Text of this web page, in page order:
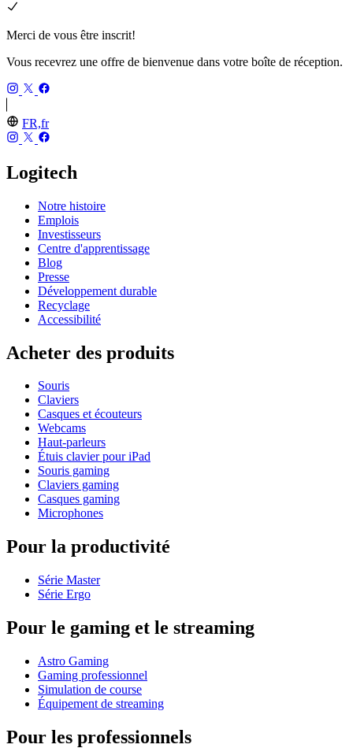
Merci de vous être inscrit!
Vous recevrez une offre de bienvenue dans votre boîte de réception.
FR,fr
Logitech
Notre histoire
Emplois
Investisseurs
Centre d'apprentissage
Blog
Presse
Développement durable
Recyclage
Accessibilité
Acheter des produits
Souris
Claviers
Casques et écouteurs
Webcams
Haut-parleurs
Étuis clavier pour iPad
Souris gaming
Claviers gaming
Casques gaming
Microphones
Pour la productivité
Série Master
Série Ergo
Pour le gaming et le streaming
Astro Gaming
Gaming professionnel
Simulation de course
Équipement de streaming
Pour les professionnels